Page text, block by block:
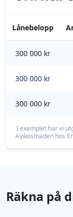
Lånebelopp
300 000 kr
300 000 kr
300 000 kr
I exemplet har vi
Avikostnaden hos
Räkna på